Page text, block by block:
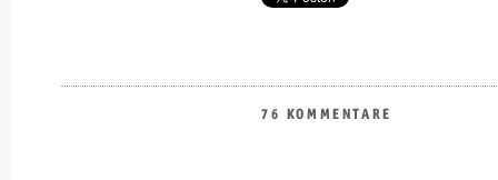
76 KOMMENTARE